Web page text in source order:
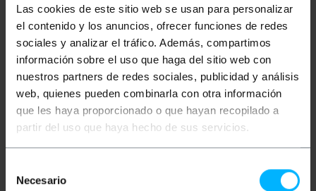
Las cookies de este sitio web se usan para personalizar
el contenido y los anuncios, ofrecer funciones de redes
sociales y analizar el tráfico. Además, compartimos
información sobre el uso que haga del sitio web con
nuestros partners de redes sociales, publicidad y análisis
web, quienes pueden combinarla con otra información
que les haya proporcionado o que hayan recopilado a
partir del uso que haya hecho de sus servicios.
Necesario
caja universal caja universal pladur
caja de empotrar
instalacion electrica cajas electricas
mecanismo eléctrico datos